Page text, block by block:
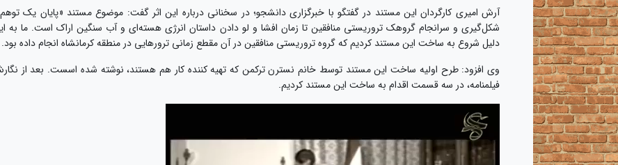
آرش امیری کارگردان این مستند در گفتگو با خبرگزاری دانشجو؛ در سخنانی درباره این اثر گفت: موضوع مستند «پایان یک
شکل‌گیری و سرانجام گروهک تروریستی منافقین تا زمان افشا و لو دادن داستان انرژی هسته‌ای و آب سنگین اراک است. ما به
دلیل شروع به ساخت این مستند کردیم که گروه تروریستی منافقین در آن مقطع زمانی ترورهایی در منطقه کرمانشاه انجام داده بود.
وی افزود: طرح اولیه ساخت این مستند توسط خانم نسترن ترکمن که تهیه کننده کار هم هستند، نوشته شده اسست. بعد از
فیلمنامه، در سه قسمت اقدام به ساخت این مستند کردیم.
نمایشگر
ویدیو